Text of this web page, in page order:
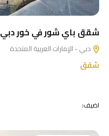
شقق باي شور في خور دبي
دبي - الإمارات العربية المتحدة
شقق
اضيف: